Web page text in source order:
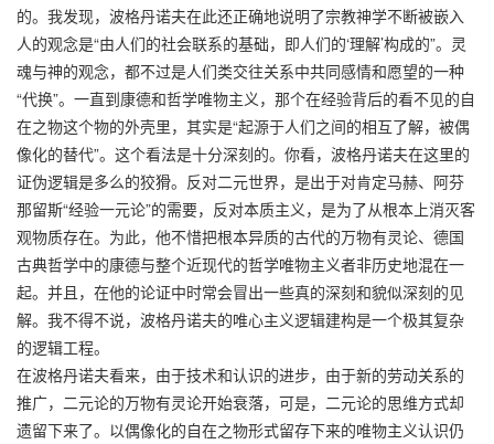
的。我发现，波格丹诺夫在此还正确地说明了宗教神学不断被嵌入
人的观念是“由人们的社会联系的基础，即人们的‘理解’构成的”。灵
魂与神的观念，都不过是人们类交往关系中共同感情和愿望的一种
“代换”。一直到康德和哲学唯物主义，那个在经验背后的看不见的自
在之物这个物的外壳里，其实是“起源于人们之间的相互了解，被偶
像化的替代”。这个看法是十分深刻的。你看，波格丹诺夫在这里的
证伪逻辑是多么的狡猾。反对二元世界，是出于对肯定马赫、阿芬
那留斯“经验一元论”的需要，反对本质主义，是为了从根本上消灭客
观物质存在。为此，他不惜把根本异质的古代的万物有灵论、德国
古典哲学中的康德与整个近现代的哲学唯物主义者非历史地混在一
起。并且，在他的论证中时常会冒出一些真的深刻和貌似深刻的见
解。我不得不说，波格丹诺夫的唯心主义逻辑建构是一个极其复杂
的逻辑工程。
在波格丹诺夫看来，由于技术和认识的进步，由于新的劳动关系的
推广，二元论的万物有灵论开始衰落，可是，二元论的思维方式却
遗留下来了。以偶像化的自在之物形式留存下来的唯物主义认识仍